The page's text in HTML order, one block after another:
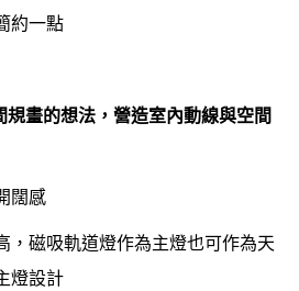
約一點
畫的想法，營造室內動線與空間
闊感
，磁吸軌道燈作為主燈也可作為天
燈設計